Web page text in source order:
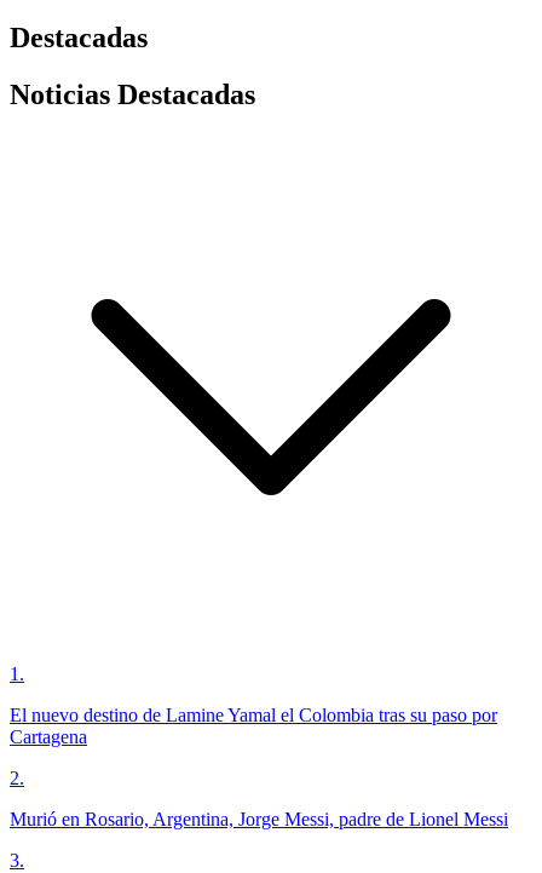
Destacadas
Noticias Destacadas
1 .
El nuevo destino de Lamine Yamal el Colombia tras su paso por
Cartagena
2.
Murió en Rosario, Argentina, Jorge Messi, padre de Lionel Messi
3.